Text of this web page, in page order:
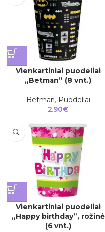
Vienkartiniai puodeliai
„Betman” (8 vnt.)
Betman, Puodeliai
2.90€
Vienkartiniai puodeliai
„Happy birthday”, rožinė
(6 vnt.)